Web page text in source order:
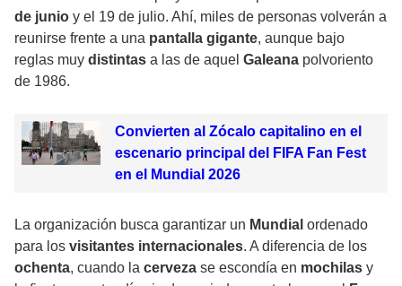
de junio y el 19 de julio. Ahí, miles de personas volverán a
reunirse frente a una pantalla gigante, aunque bajo
reglas muy distintas a las de aquel Galeana polvoriento
de 1986.
Convierten al Zócalo capitalino en el
escenario principal del FIFA Fan Fest
en el Mundial 2026
La organización busca garantizar un Mundial ordenado
para los visitantes internacionales. A diferencia de los
ochenta, cuando la cerveza se escondía en mochilas y